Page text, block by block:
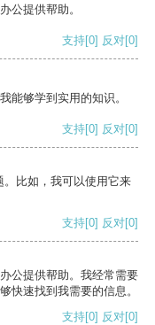
公提供帮助。
支持[0] 反对[0]
能够学到实用的知识。
支持[0] 反对[0]
比如，我可以使用它来
支持[0] 反对[0]
公提供帮助。我经常需要
快速找到我需要的信息。
支持[0] 反对[0]